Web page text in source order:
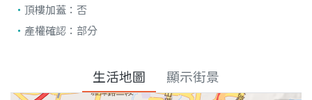
頂樓加蓋： 否
產權確認： 部分
生活地圖 顯示街景